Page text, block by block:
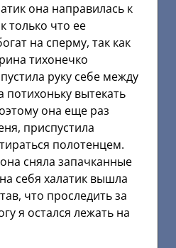
она направилась к
только что ее
на сперму, так как
тихонечко
руку себе между
потихоньку вытекать
она еще раз
приспустила
полотенцем.
сняла запачканные
себя халатик вышла
что проследить за
я остался лежать на